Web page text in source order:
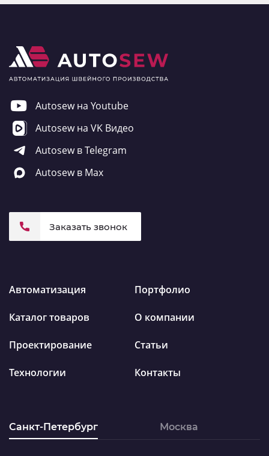
Autosew на Youtube
Autosew на VK Видео
Autosew в Telegram
Autosew в Max
Автоматизация
Каталог товаров
Проектирование
Технологии
Портфолио
О компании
Статьи
Контакты
Санкт-Петербург Москва
Заказать звонок